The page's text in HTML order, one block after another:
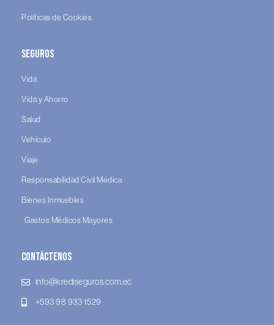
Políticas de Cookies
Seguros
Vida
Vida y Ahorro
Salud
Vehículo
Viaje
Responsabilidad Civil Médica
Bienes Inmuebles
Gastos Médicos Mayores
Contáctenos
info@krediseguros.com.ec
+593 98 933 1529